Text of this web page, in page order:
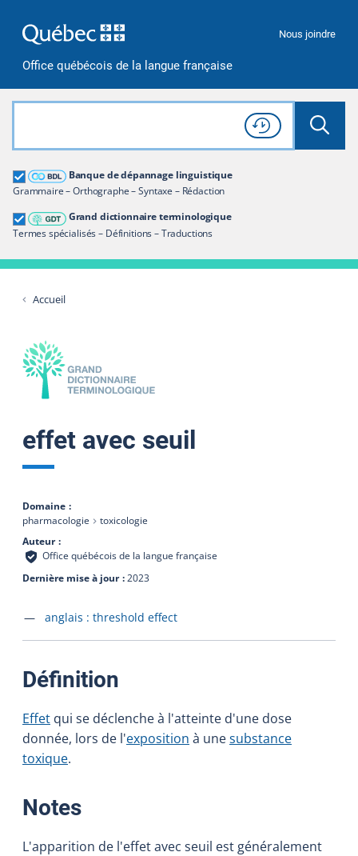
Office québécois de la langue française
Nous joindre
Rechercher dans tout le site
Lancer
Consulter l'
Historique
de recherche
Banque de dépannage linguistique
Grammaire – Orthographe – Syntaxe – Rédaction
Grand dictionnaire terminologique
Termes spécialisés – Définitions – Traductions
Grand dictionnaire terminologique
Restreindre aux termes
Accueil
effet avec seuil
Domaine
pharmacologie
toxicologie
Auteur
Office québécois de la langue française
Dernière mise à jour 2023
Accéder à la fiche en
anglais : threshold effect
Définition
Effet qui se déclenche à l'atteinte d'une dose
donnée, lors de l'exposition à unesubstance
toxique.
Notes:
L'apparition de l'effet avec seuil est généralement